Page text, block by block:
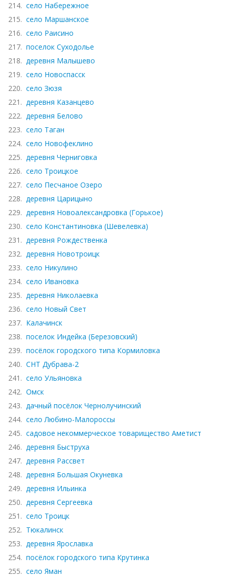
214. село Набережное
215. село Маршанское
216. село Раисино
217. поселок Суходолье
218. деревня Малышево
219. село Новоспасск
220. село Зюзя
221. деревня Казанцево
222. деревня Белово
223. село Таган
224. село Новофеклино
225. деревня Черниговка
226. село Троицкое
227. село Песчаное Озеро
228. деревня Царицыно
229. деревня Новоалександровка (Горькое)
230. село Константиновка (Шевелевка)
231. деревня Рождественка
232. деревня Новотроицк
233. село Никулино
234. село Ивановка
235. деревня Николаевка
236. село Новый Свет
237. Калачинск
238. поселок Индейка (Березовский)
239. посёлок городского типа Кормиловка
240. СНТ Дубрава-2
241. село Ульяновка
242. Омск
243. дачный посёлок Чернолучинский
244. село Любино-Малороссы
245. садовое некоммерческое товарищество Аметист
246. деревня Быструха
247. деревня Рассвет
248. деревня Большая Окуневка
249. деревня Ильинка
250. деревня Сергеевка
251. село Троицк
252. Тюкалинск
253. деревня Ярославка
254. посёлок городского типа Крутинка
255. село Яман